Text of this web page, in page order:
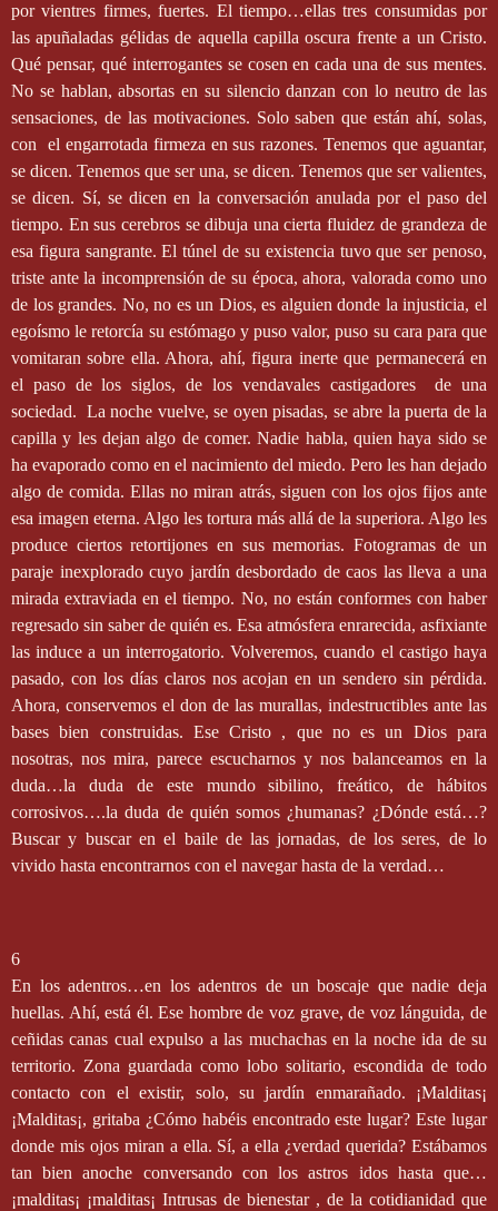
por vientres firmes, fuertes. El tiempo…ellas tres consumidas por
las apuñaladas gélidas de aquella capilla oscura frente a un Cristo.
Qué pensar, qué interrogantes se cosen en cada una de sus mentes.
No se hablan, absortas en su silencio danzan con lo neutro de las
sensaciones, de las motivaciones. Solo saben que están ahí, solas,
con
el engarrotada firmeza en sus razones. Tenemos que aguantar,
se dicen. Tenemos que ser una, se dicen. Tenemos que ser valientes,
se dicen. Sí, se dicen en la conversación anulada por el paso del
tiempo. En sus cerebros se dibuja una cierta fluidez de grandeza de
esa figura sangrante. El túnel de su existencia tuvo que ser penoso,
triste ante la incomprensión de su época, ahora, valorada como uno
de los grandes. No, no es un Dios, es alguien donde la injusticia, el
egoísmo le retorcía su estómago y puso valor, puso su cara para que
vomitaran sobre ella. Ahora, ahí, figura inerte que permanecerá en
el paso de los siglos, de los vendavales castigadores
de una
sociedad. La noche vuelve, se oyen pisadas, se abre la puerta de la
capilla y les dejan algo de comer. Nadie habla, quien haya sido se
ha evaporado como en el nacimiento del miedo. Pero les han dejado
algo de comida. Ellas no miran atrás, siguen con los ojos fijos ante
esa imagen eterna. Algo les tortura más allá de la superiora. Algo les
produce ciertos retortijones en sus memorias. Fotogramas de un
paraje inexplorado cuyo jardín desbordado de caos las lleva a una
mirada extraviada en el tiempo. No, no están conformes con haber
regresado sin saber de quién es. Esa atmósfera enrarecida, asfixiante
las induce a un interrogatorio. Volveremos, cuando el castigo haya
pasado, con los días claros nos acojan en un sendero sin pérdida.
Ahora, conservemos el don de las murallas, indestructibles ante las
bases bien construidas. Ese Cristo , que no es un Dios para
nosotras, nos mira, parece escucharnos y nos balanceamos en la
duda…la duda de este mundo sibilino, freático, de hábitos
corrosivos….la duda de quién somos ¿humanas? ¿Dónde está…?
Buscar y buscar en el baile de las jornadas, de los seres, de lo
vivido hasta encontrarnos con el navegar hasta de la verdad…
6
En los adentros…en los adentros de un boscaje que nadie deja
huellas. Ahí, está él. Ese hombre de voz grave, de voz lánguida, de
ceñidas canas cual expulso a las muchachas en la noche ida de su
territorio. Zona guardada como lobo solitario, escondida de todo
contacto con el existir, solo, su jardín enmarañado. ¡Malditas¡
¡Malditas¡, gritaba ¿Cómo habéis encontrado este lugar? Este lugar
donde mis ojos miran a ella. Sí, a ella ¿verdad querida? Estábamos
tan bien anoche conversando con los astros idos hasta que…
¡malditas¡ ¡malditas¡ Intrusas de bienestar , de la cotidianidad que